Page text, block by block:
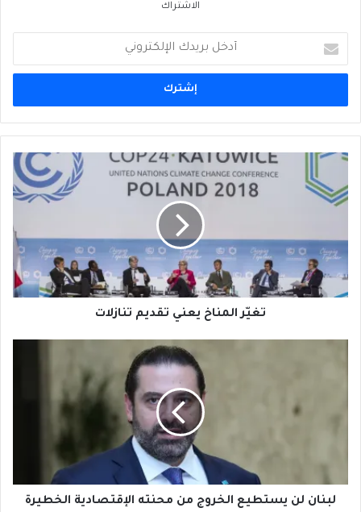
الاشتراك
بريدك
الإلكتروني
تغيّر
يعني
تغيّر المناخ يعني تقديم تنازلات
الخطيرة
حتى
لبنان لن يستطيع الخروج من محنته الإقتصادية الخطيرة